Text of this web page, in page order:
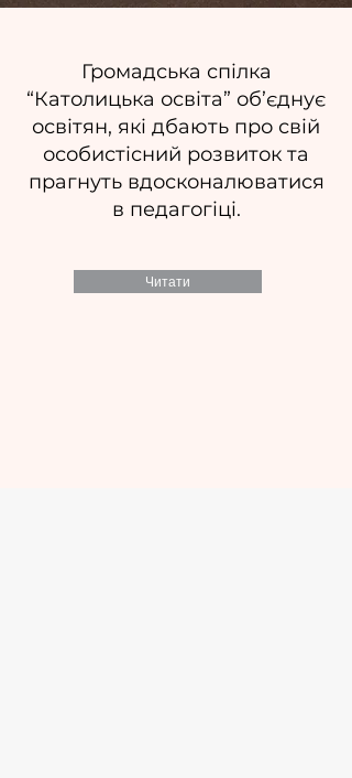
Громадська спілка
“Католицька освіта” об’єднує
освітян, які дбають про свій
особистісний розвиток та
прагнуть вдосконалюватися
в педагогіці.
Читати